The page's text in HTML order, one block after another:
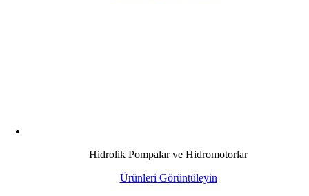
Hidrolik Pompalar ve Hidromotorlar
Ürünleri Görüntüleyin